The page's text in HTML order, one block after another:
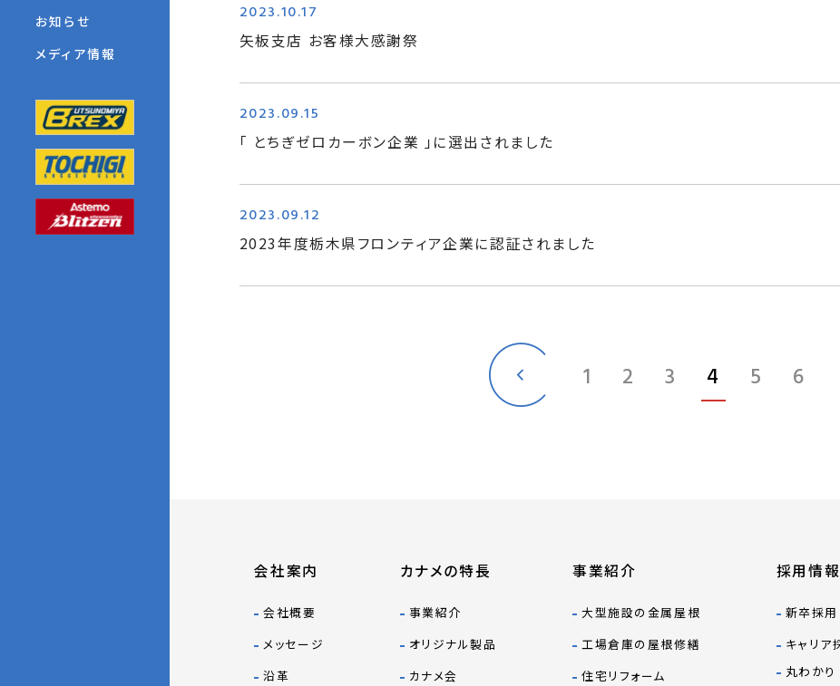
お知らせ
メディア情報
2023.10.17
矢板支店 お客様大感謝祭
2023.09.15
「 とちぎゼロカーボン企業 」に選出されました
2023.09.12
2023年度栃木県フロンティア企業に認証されました
1 2 3 4 5 6
会社案内
会社概要
メッセージ
沿革
カナメの特長
事業紹介
オリジナル製品
カナメ会
事業紹介
大型施設の金属屋根
工場倉庫の屋根修繕
住宅リフォーム
採用情報
新卒採用
キャリア
丸わかり